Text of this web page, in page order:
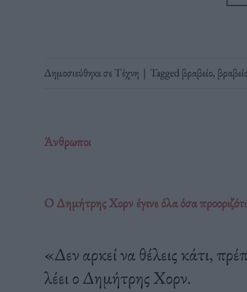
Δημοσιεύθηκε σεΤέχνη | Taggedβραβείο,
Άνθρωποι
Ο Δημήτρης Χορν έγινε όλα όσα
«Δεν αρκεί να θέλεις κάτι,
λέει ο Δημήτρης Χορν.